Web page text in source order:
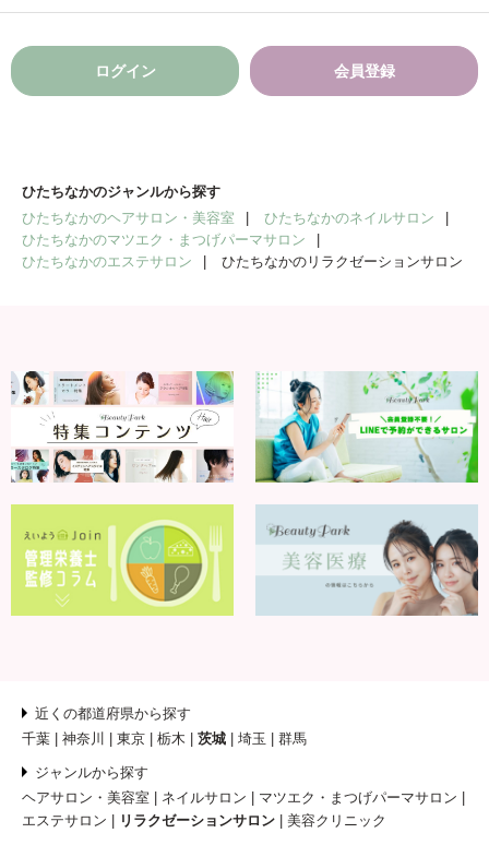
ログイン 会員登録
ひたちなかのジャンルから探す
ひたちなかのヘアサロン・美容室
ひたちなかのネイルサロン
ひたちなかのマツエク・まつげパーマサロン
ひたちなかのエステサロン
ひたちなかのリラクゼーションサロン
近くの都道府県から探す
千葉
神奈川 東京 栃木 茨城 埼玉 群馬
ジャンルから探す
ヘアサロン・美容室
ネイルサロン
マツエク・まつげパーマサロン
エステサロン
リラクゼーションサロン 美容クリニック